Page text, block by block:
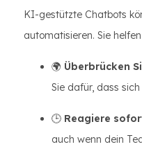
KI-gestützte Chatbots
automatisieren. Sie
🌍 Überbrücken
Sie dafür, dass
🕒 Reagiere
auch wenn dein